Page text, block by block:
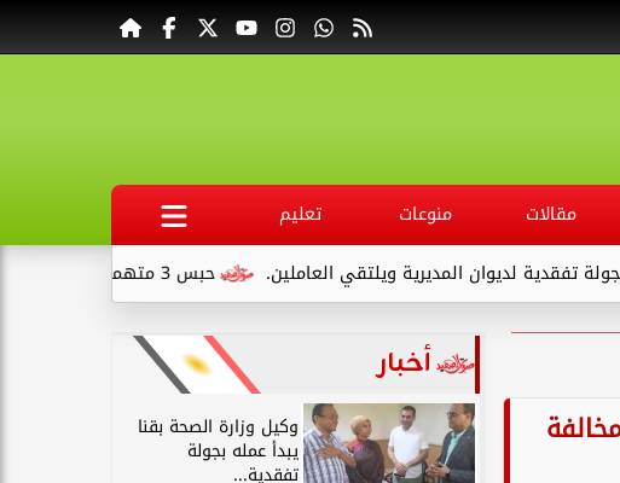
مقالات منوعات
تعليم
حبس 3 متهمين 15 يومًا علي ذمةالتحقيقات بتهمة التنقيب عن الآثار داخل...
ويلتقي العاملين.
أخبار
وكيل وزارة الصحة بقنا
يبدأ عمله بجولة
تفقدية...